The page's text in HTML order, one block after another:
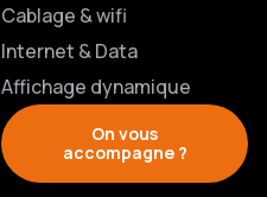
Cablage & wifi
Internet & Data
Affichage dynamique
On vous
accompagne ?